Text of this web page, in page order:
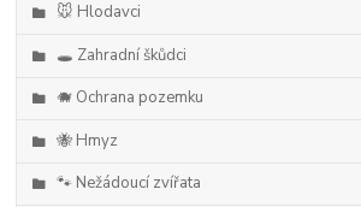
🐭 Hlodavci
🕳️ Zahradní škůdci
🐗 Ochrana pozemku
🐝 Hmyz
🐾 Nežádoucí zvířata